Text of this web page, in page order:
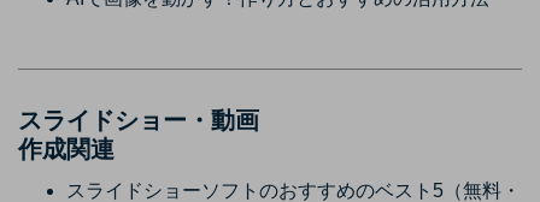
スライドショー・動画
作成関連
スライドショーソフトのおすすめのベスト5（無料・